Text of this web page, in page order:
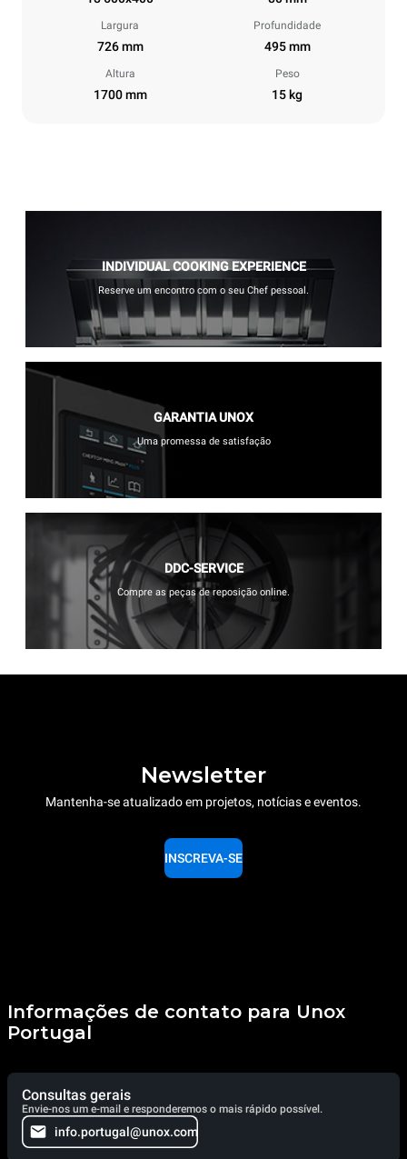
Largura
726 mm
Profundidade
495 mm
Altura
1700 mm
Peso
15 kg
INDIVIDUAL COOKING EXPERIENCE
Reserve um encontro com o seu Chef pessoal.
GARANTIA UNOX
Uma promessa de satisfação
DDC-SERVICE
Compre as peças de reposição online.
Newsletter
Mantenha-se atualizado em projetos, notícias e eventos.
INSCREVA-SE
Informações de contato para Unox
Portugal
Consultas gerais
Envie-nos um e-mail e responderemos o mais rápido possível.
info.portugal@unox.com